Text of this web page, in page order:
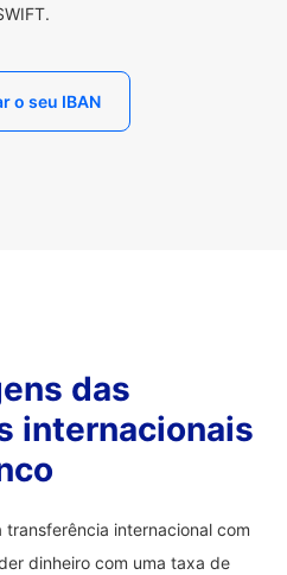
o seu IBAN
das
internacionais
transferência internacional com
dinheiro com uma taxa de